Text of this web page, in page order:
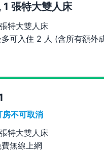
1 張特大雙人床
特大雙人床
可入住 2 人 (含所有額外
房不可取消
特大雙人床
費無線上網